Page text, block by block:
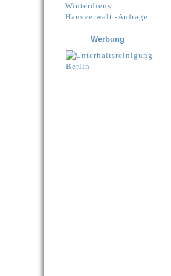
Winterdienst
Hausverwalt.-Anfrage
Werbung